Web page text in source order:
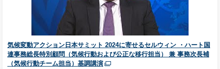
気候変動アクション日本サミット 2024に寄せるセルウィン ・ハート国
連事務総長特別顧問（気候行動および公正な移行担当） 兼 事務次長補
（気候行動チーム担当）基調講演